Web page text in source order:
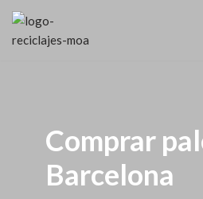
Saltar
Comprar
Barcelona